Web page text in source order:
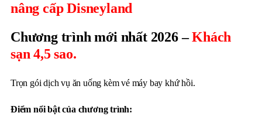
nâng cấp Disneyland
Chương trình mới nhất 2026 –Khách
sạn 4,5 sao.
Trọn gói dịch vụ ăn uống kèm vé máy bay khứ hồi.
Điểm nổi bật của chương trình: